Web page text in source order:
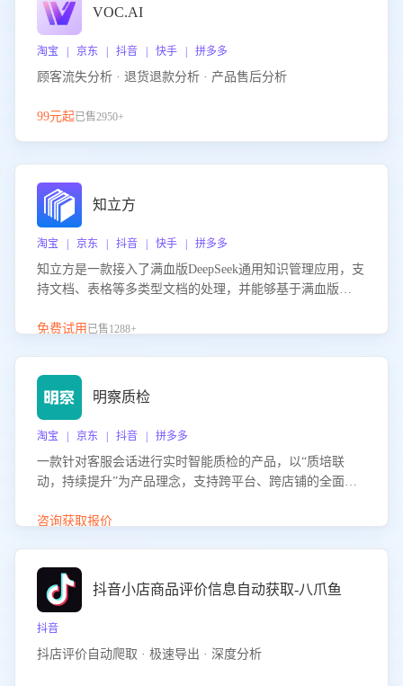
VOC.AI
淘宝 | 京东 | 抖音 | 快手 | 拼多多
顾客流失分析 · 退货退款分析 · 产品售后分析
99元起已售2950+
知立方
淘宝 | 京东 | 抖音 | 快手 | 拼多多
知立方是一款接入了满血版DeepSeek通用知识管理应用，支
持文档、表格等多类型文档的处理，并能够基于满血版
识支持，帮助用户高效管理和利用知识资源。通过该产品，
免费试用 已售1288+
明察质检
淘宝 | 京东 | 抖音 | 拼多多
一款针对客服会话进行实时智能质检的产品，以“质培联
动，持续提升”为产品理念，支持跨平台、跨店铺的全面、
升客服团队的销服能力。
咨询获取报价
抖音小店商品评价信息自动获取-八爪鱼
抖音
抖店评价自动爬取 · 极速导出 · 深度分析